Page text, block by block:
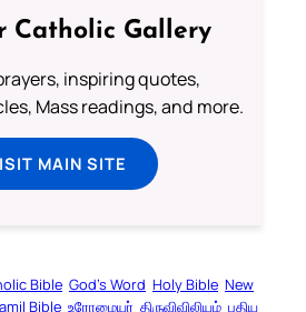
Catholic Gallery
inspiring quotes,
Mass readings, and more.
MAIN SITE
Bible God’s Word Holy Bible New
Bible உரோமையர் திருவிவிலியம் புதிய